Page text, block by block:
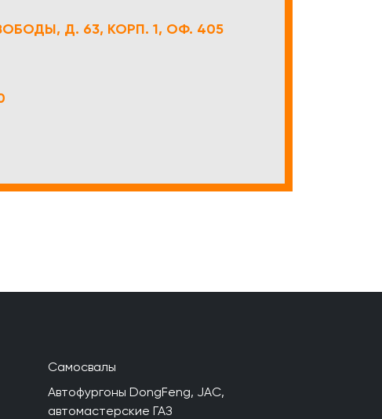
Д. 63, КОРП. 1, ОФ. 405
Самосвалы
Автофургоны DongFeng, JAC,
автомастерские ГАЗ